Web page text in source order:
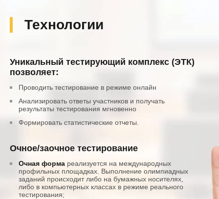
Технологии
Уникальный тестирующий комплекс (ЭТК)
позволяет:
Проводить тестирование в режиме онлайн
Анализировать ответы участников и получать
результаты тестирования мгновенно
Формировать статистические отчеты.
Очное/заочное тестирование
Очная форма реализуется на международных
профильных площадках. Выполнение олимпиадных
заданий происходит либо на бумажных носителях,
либо в компьютерных классах в режиме реального
тестирования;